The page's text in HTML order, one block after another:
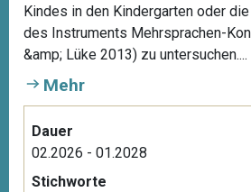
Kindes in den Kindergarten oder
des Instruments Mehrsprachen-
&amp; Lüke 2013) zu untersuchen....
Mehr
Dauer
02.2026 - 01.2028
Stichworte